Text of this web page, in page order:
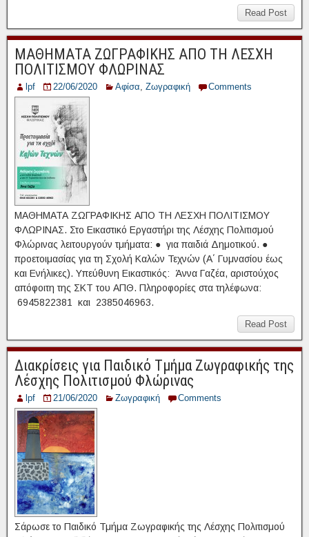
Read Post
ΜΑΘΗΜΑΤΑ ΖΩΓΡΑΦΙΚΗΣ ΑΠΟ ΤΗ ΛΕΣΧΗ
ΠΟΛΙΤΙΣΜΟΥ ΦΛΩΡΙΝΑΣ
lpf 22/06/2020 Αφίσα, Ζωγραφική Comments
ΜΑΘΗΜΑΤΑ ΖΩΓΡΑΦΙΚΗΣ ΑΠΟ ΤΗ ΛΕΣΧΗ ΠΟΛΙΤΙΣΜΟΥ
ΦΛΩΡΙΝΑΣ. Στο Εικαστικό Εργαστήρι της Λέσχης Πολιτισμού
Φλώρινας λειτουργούν τμήματα: ● για παιδιά Δημοτικού. ●
προετοιμασίας για τη Σχολή Καλών Τεχνών (Α΄ Γυμνασίου έως
και Ενήλικες). Υπεύθυνη Εικαστικός: Άννα Γαζέα, αριστούχος
απόφοιτη της ΣΚΤ του ΑΠΘ. Πληροφορίες στα τηλέφωνα:
6945822381 και 2385046963.
Read Post
Διακρίσεις για Παιδικό Τμήμα Ζωγραφικής της
Λέσχης Πολιτισμού Φλώρινας
lpf 21/06/2020 Ζωγραφική Comments
Σάρωσε το Παιδικό Τμήμα Ζωγραφικής της Λέσχης Πολιτισμού